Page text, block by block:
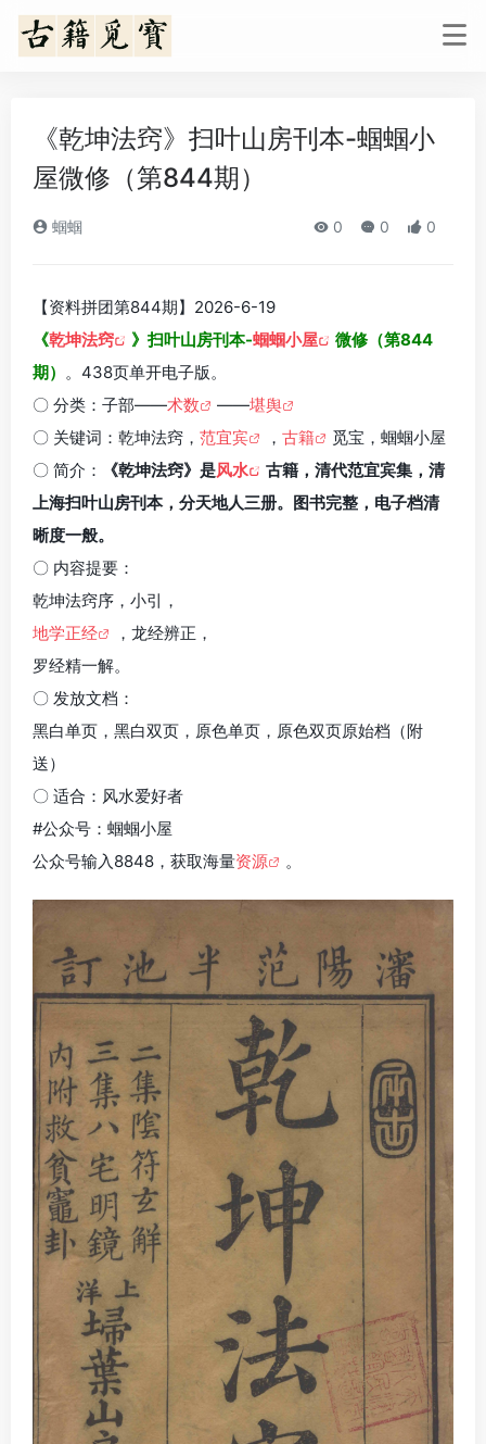
《乾坤法窍》扫叶山房刊本-蝈蝈小
屋微修（第844期）
蝈蝈 0 0 0
【资料拼团第844期】2026-6-19
《乾坤法窍 》扫叶山房刊本-蝈蝈小屋
微修（第844
期） 。438页单开电子版。
〇 分类：子部——术数 ——堪舆
〇 关键词：乾坤法窍， 范宜宾 ， 古籍
觅宝，蝈蝈小屋
〇 简介：
《乾坤法窍》是风水
古籍，清代范宜宾集，清
上海扫叶山房刊本，分天地人三册。图书完整，电子档清
晰度一般。
〇 内容提要：
乾坤法窍序，小引，
地学正经
，龙经辨正，
罗经精一解。
〇 发放文档：
黑白单页，黑白双页，原色单页，原色双页原始档（附
送）
〇 适合：风水爱好者
#公众号：蝈蝈小屋
公众号输入8848，获取海量资源 。